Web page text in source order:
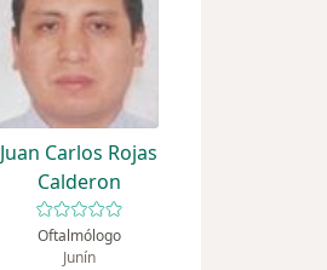
Juan Carlos Rojas
Calderon
Oftalmólogo
Junín